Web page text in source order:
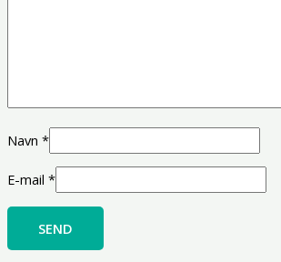
Navn *
E-mail *